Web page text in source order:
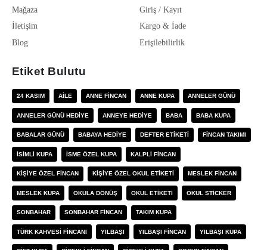
Mağaza
İletişim
Blog
Giriş / Kayıt
Kargo & İade
Erişilebilirlik
Etiket Bulutu
24 KASIM AILE ANNE FINCAN ANNE KUPA ANNELER GÜNÜ
ANNELER GÜNÜ HEDIYE ANNEYE HEDIYE BABA BABA KUPA
BABALAR GÜNÜ BABAYA HEDIYE DEFTER ETIKETI FINCAN TAKIMI
ISIMLI KUPA ISME ÖZEL KUPA KALPLI FINCAN
KIŞIYE ÖZEL FINCAN KIŞIYE ÖZEL OKUL ETIKETI MESLEK FINCAN
MESLEK KUPA OKULA DÖNÜŞ OKUL ETIKETI OKUL STICKER
SONBAHAR SONBAHAR FINCAN TAKIM KUPA
TÜRK KAHVESI FINCANI YILBAŞI YILBAŞI FINCAN YILBAŞI KUPA